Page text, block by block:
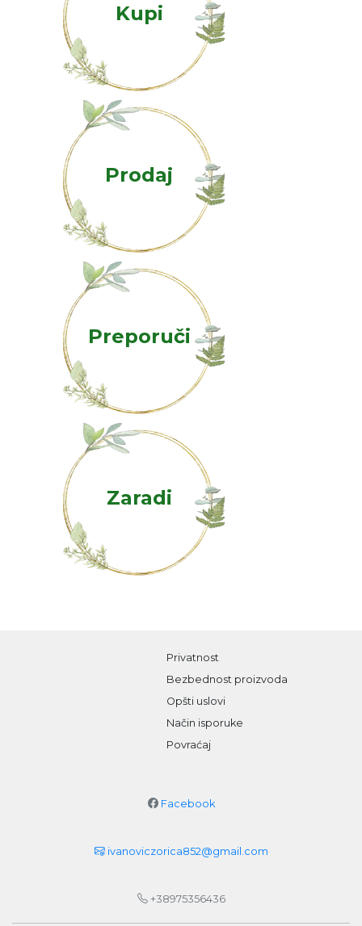
Kupi
Prodaj
Preporuči
Zaradi
Privatnost
Bezbednost proizvoda
Opšti uslovi
Način isporuke
Povraćaj
Facebook
ivanoviczorica852@gmail.com
+38975356436